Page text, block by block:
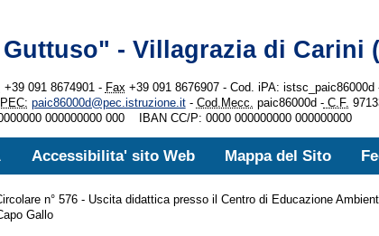
- Villagrazia di Carini
+39 091 8674901 - Fax+39 091 8676907 - Cod. iPA:
paic86000d@pec.istruzione.it- Cod.Mecc. paic86000d -C.F.
000000000 000 IBAN CC/P: 0000 000000000 000000000
Accessibilita' sito Web Mappa del Sito
n° 576 - Uscita didattica presso il Centro di Educazione
Gallo